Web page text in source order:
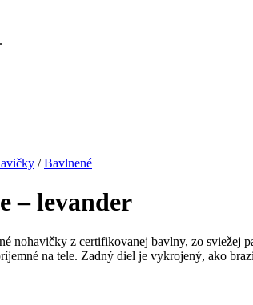
/ Bavlnené
– levander
nohavičky z certifikovanej bavlny, zo sviežej
na tele. Zadný diel je vykrojený, ako